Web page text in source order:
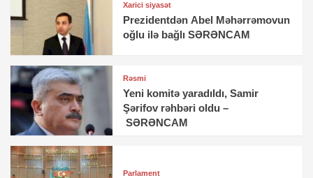
Xarici siyasət
Prezidentdən Abel Məhərrəmovun
oğlu ilə bağlı SƏRƏNCAM
Rəsmi
Yeni komitə yaradıldı, Samir
Şərifov rəhbəri oldu –
SƏRƏNCAM
Parlament